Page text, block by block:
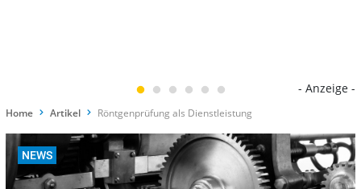
- Anzeige -
Home Artikel Röntgenprüfung als Dienstleistung
NEWS